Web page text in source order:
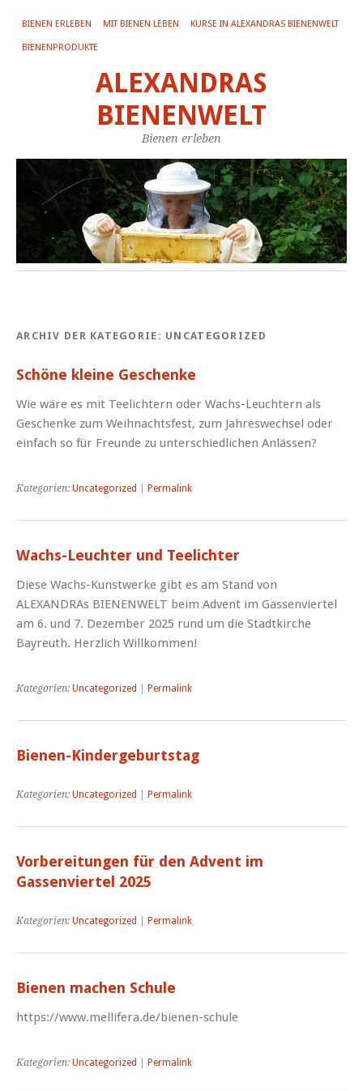
BIENEN ERLEBEN MIT BIENEN LEBEN KURSE IN ALEXANDRAS BIENENWELT
BIENENPRODUKTE
ALEXANDRAS
BIENENWELT
Bienen erleben
ARCHIV DER KATEGORIE: UNCATEGORIZED
Schöne kleine Geschenke
Wie wäre es mit Teelichtern oder Wachs-Leuchtern als
Geschenke zum Weihnachtsfest, zum Jahreswechsel oder
einfach so für Freunde zu unterschiedlichen Anlässen?
Kategorien: Uncategorized Permalink
Wachs-Leuchter und Teelichter
Diese Wachs-Kunstwerke gibt es am Stand von
ALEXANDRAs BIENENWELT beim Advent im Gassenviertel
am 6. und 7. Dezember 2025 rund um die Stadtkirche
Bayreuth. Herzlich Willkommen!
Kategorien: Uncategorized Permalink
Bienen-Kindergeburtstag
Kategorien: Uncategorized Permalink
Vorbereitungen für den Advent im
Gassenviertel 2025
Kategorien: Uncategorized Permalink
Bienen machen Schule
https://www.mellifera.de/bienen-schule
Kategorien: Uncategorized Permalink